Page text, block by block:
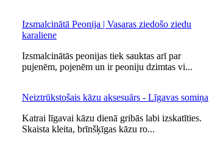
Izsmalcinātā Peonija | Vasaras ziedošo ziedu
karaliene
Izsmalcinātās peonijas tiek sauktas arī par
pujenēm, pojenēm un ir peoniju dzimtas vi...
Neiztrūkstošais kāzu aksesuārs - Līgavas somiņa
Katrai līgavai kāzu dienā gribās labi izskatīties.
Skaista kleita, brīnšķīgas kāzu ro...